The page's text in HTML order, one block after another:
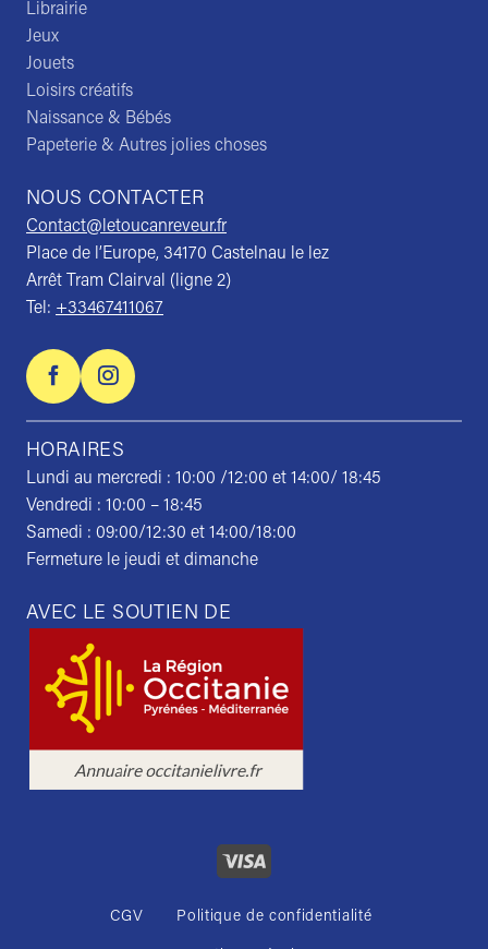
Librairie
Jeux
Jouets
Loisirs créatifs
Naissance & Bébés
Papeterie & Autres jolies choses
NOUS CONTACTER
Contact@letoucanreveur.fr
Place de l’Europe, 34170 Castelnau le lez
Arrêt Tram Clairval (ligne 2)
Tel: +33467411067
HORAIRES
Lundi au mercredi : 10:00 /12:00 et 14:00/ 18:45
Vendredi : 10:00 – 18:45
Samedi : 09:00/12:30 et 14:00/18:00
Fermeture le jeudi et dimanche
AVEC LE SOUTIEN DE
CGV Politique de confidentialité